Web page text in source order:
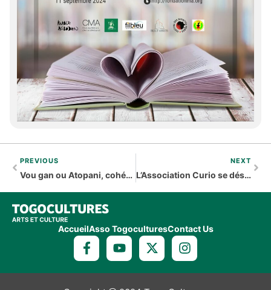
PREVIOUS
Vou gan ou Atopani, cohésion entre le monde des ancêtres et des vivants
NEXT
L’Association Curio se désengage du Musée Vodou de Strasbourg
AccueilAsso TogoculturesContact Us